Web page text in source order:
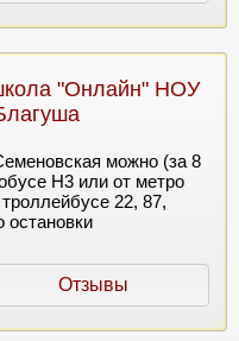
указывают сумму
Чеки не выдают.<br>
сразу 100%, а вот
полном объеме даже не
контора». Если
с промежутками
в Автошколу
"Онлайн" НОУ
можно (за 8
Н3 или от метро
22, 87,
остановки
Отзывы